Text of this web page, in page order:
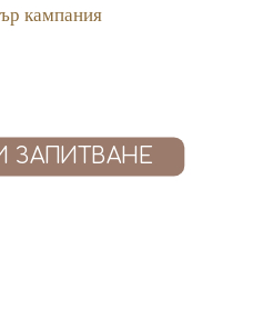
кампания
ЗАПИТВАНЕ